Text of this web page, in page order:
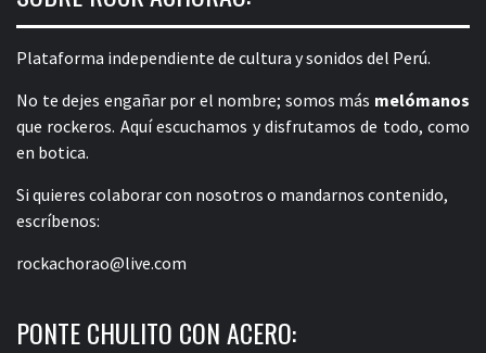
Plataforma independiente de cultura y sonidos del Perú.
No te dejes engañar por el nombre; somos más melómanos
que rockeros. Aquí escuchamos y disfrutamos de todo, como
en botica.
Si quieres colaborar con nosotros o mandarnos contenido,
escríbenos:
rockachorao@live.com
PONTE CHULITO CON ACERO: